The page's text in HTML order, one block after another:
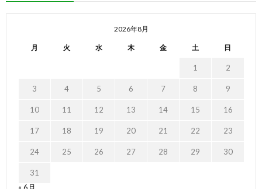
2026年8月
月 火 水 木 金 土 日
1 2
3 4 5 6 7 8 9
10 11 12 13 14 15 16
17 18 19 20 21 22 23
24 25 26 27 28 29 30
31
« 6月